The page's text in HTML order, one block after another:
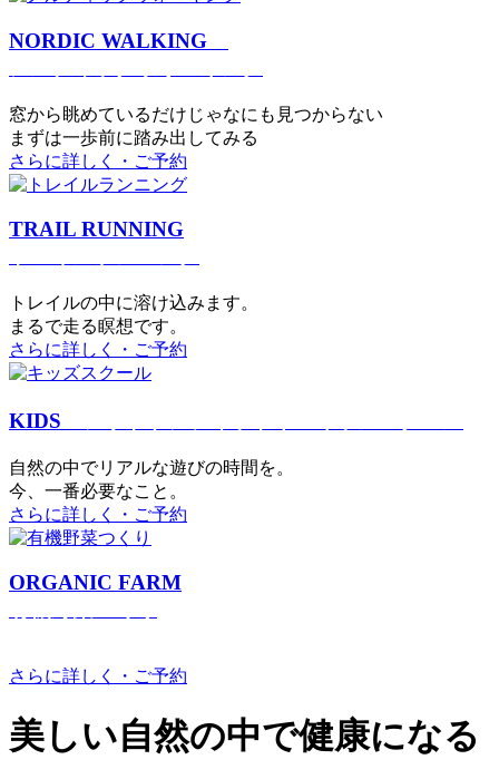
NORDIC WALKING
窓から眺めているだけじゃなにも見つからない
まずは一歩前に踏み出してみる
さらに詳しく・ご予約
TRAIL RUNNING
トレイルの中に溶け込みます。
まるで⾛る瞑想です。
さらに詳しく・ご予約
KIDS
⾃然の中でリアルな遊びの時間を。
今、⼀番必要なこと。
さらに詳しく・ご予約
ORGANIC FARM
さらに詳しく・ご予約
美しい⾃然の中で健康になる